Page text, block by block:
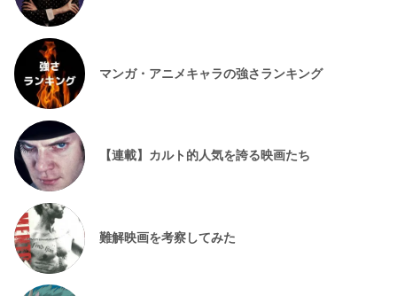
マンガ・アニメキャラの強さランキング
【連載】カルト的人気を誇る映画たち
難解映画を考察してみた